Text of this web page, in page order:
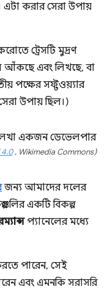
এটা করার সেরা উপায়
ট্রেসটি মুদ্রণ
আঁকছে এবং লিখছে, বা
পক্ষের সফ্টওয়্যার
উপায় ছিল।)
4.0, Wikimedia Commons)
জন্য আমাদের দলের
একটি বিকল্প
প্যানেলের মধ্যে
পারেন, সেই
এবং এমনকি সরাসরি